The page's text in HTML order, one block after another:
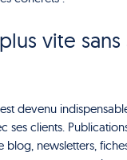
vite
devenu
ses clients.
blog, newsletters,